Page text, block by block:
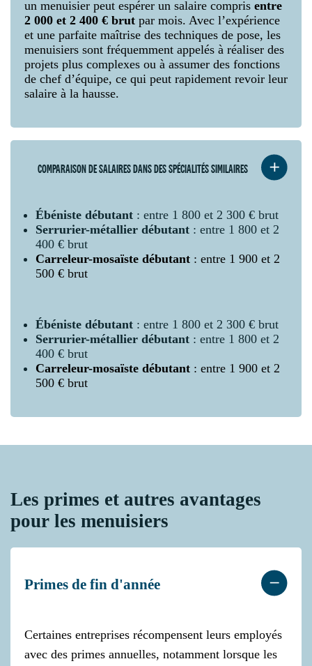
un menuisier peut espérer un salaire compris entre
2 000 et 2 400 € brut par mois. Avec l’expérience
et une parfaite maîtrise des techniques de pose, les
menuisiers sont fréquemment appelés à réaliser des
projets plus complexes ou à assumer des fonctions
de chef d’équipe, ce qui peut rapidement revoir leur
salaire à la hausse.
COMPARAISON DE SALAIRES DANS DES SPÉCIALITÉS SIMILAIRES
Ébéniste débutant : entre 1 800 et 2 300 € brut
Serrurier-métallier débutant : entre 1 800 et 2
400 € brut
Carreleur-mosaïste débutant : entre 1 900 et 2
500 € brut
Ébéniste débutant : entre 1 800 et 2 300 € brut
Serrurier-métallier débutant : entre 1 800 et 2
400 € brut
Carreleur-mosaïste débutant : entre 1 900 et 2
500 € brut
Les primes et autres avantages
pour les menuisiers
Primes de fin d'année
Certaines entreprises récompensent leurs employés
avec des primes annuelles, notamment lorsque les